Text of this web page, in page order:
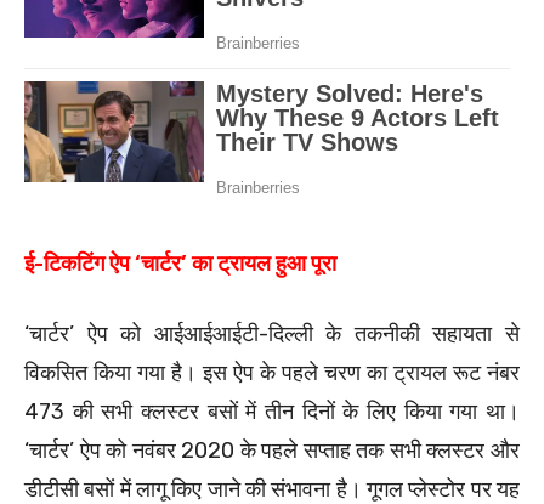
ई-टिकटिंग ऐप ‘चार्टर’ का ट्रायल हुआ पूरा
‘चार्टर’ ऐप को आईआईआईटी-दिल्ली के तकनीकी सहायता से
विकसित किया गया है। इस ऐप के पहले चरण का ट्रायल रूट नंबर
473 की सभी क्लस्टर बसों में तीन दिनों के लिए किया गया था।
‘चार्टर’ ऐप को नवंबर 2020 के पहले सप्ताह तक सभी क्लस्टर और
डीटीसी बसों में लागू किए जाने की संभावना है। गूगल प्लेस्टोर पर यह